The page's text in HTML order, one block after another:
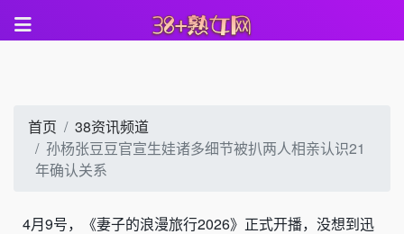
首页
38资讯频道
孙杨张豆豆官宣生娃诸多细节被扒两人相亲认识21
年确认关系
4月9号，《妻子的浪漫旅行2026》正式开播，没想到迅